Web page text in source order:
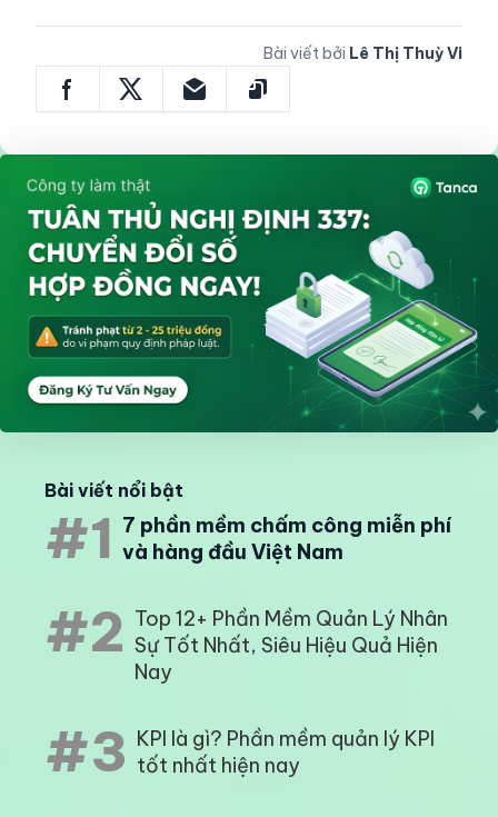
Bài viết bởi Lê Thị Thuỳ Vi
Bài viết nổi bật
#1 7 phần mềm chấm công miễn phí
và hàng đầu Việt Nam
#2 Top 12+ Phần Mềm Quản Lý Nhân
Sự Tốt Nhất, Siêu Hiệu Quả Hiện
Nay
#3 KPI là gì? Phần mềm quản lý KPI
tốt nhất hiện nay